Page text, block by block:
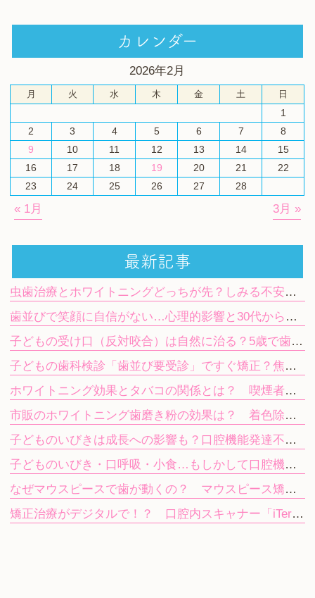
カレンダー
2026年2月
月 火 水 木 金 土 日
1
2
3 4 5 6 7
8
9
10 11 12 13 14
15
16
17 18 19 20 21
22
23
24 25 26 27 28
« 1月 3月 »
最新記事
虫歯治療とホワイトニングどっちが先？しみる不安や期間の目安を解説
歯並びで笑顔に自信がない…心理的影響と30代から始める目立たない矯正
子どもの受け口（反対咬合）は自然に治る？5歳で歯科を受診する目安
子どもの歯科検診「歯並び要受診」ですぐ矯正？焦らず進む次のステップ
ホワイトニング効果とタバコの関係とは？ 喫煙者が知っておきたい注意点
市販のホワイトニング歯磨き粉の効果は？ 着色除去と歯科ホワイトニングの違い
子どものいびきは成長への影響も？口腔機能発達不全症を放置するリスク
子どものいびき・口呼吸・小食…もしかして口腔機能発達不全症？
なぜマウスピースで歯が動くの？ マウスピース矯正（インビザライン）の仕組み
矯正治療がデジタルで！？ 口腔内スキャナー「iTero」で歯型採りの気持ち悪さを軽減